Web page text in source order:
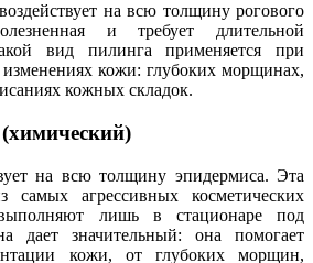
на всю толщину рогового
и требует длительной
вид пилинга применяется при
изменениях кожи: глубоких морщинах,
кожных складок.
на всю толщину эпидермиса. Эта
агрессивных косметических
лишь в стационаре под
дает значительный: она помогает
кожи, от глубоких морщин,